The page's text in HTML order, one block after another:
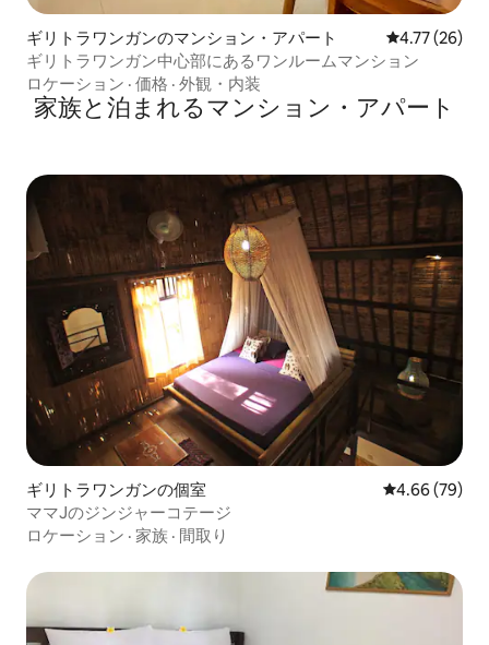
ギリトラワンガンのマンション・アパート レビュー26
4.77 (26)
ギリトラワンガン中心部にあるワンルームマンション
ロケーション · 価格 · 外観・内装
家族と泊まれるマンション・アパート
ギリトラワンガンの個室 レビュー79
4.66 (79)
ママJのジンジャーコテージ
ロケーション · 家族 · 間取り